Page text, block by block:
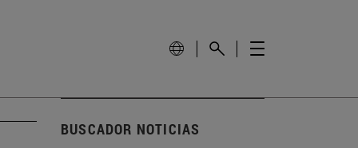
BUSCADOR NOTICIAS